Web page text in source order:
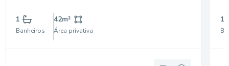
1
Banheiros
42m²
Área privativa
1